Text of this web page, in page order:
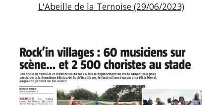
L'Abeille de la Ternoise (29/06/2023)